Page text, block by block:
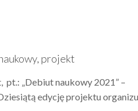
projekt
pt.: „Debiut naukowy 2021” –
edycję projektu